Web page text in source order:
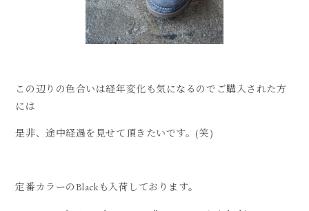
この辺りの色合いは経年変化も気になるのでご購入された方
には
是非、途中経過を見せて頂きたいです。(笑)
定番カラーのBlackも入荷しております。